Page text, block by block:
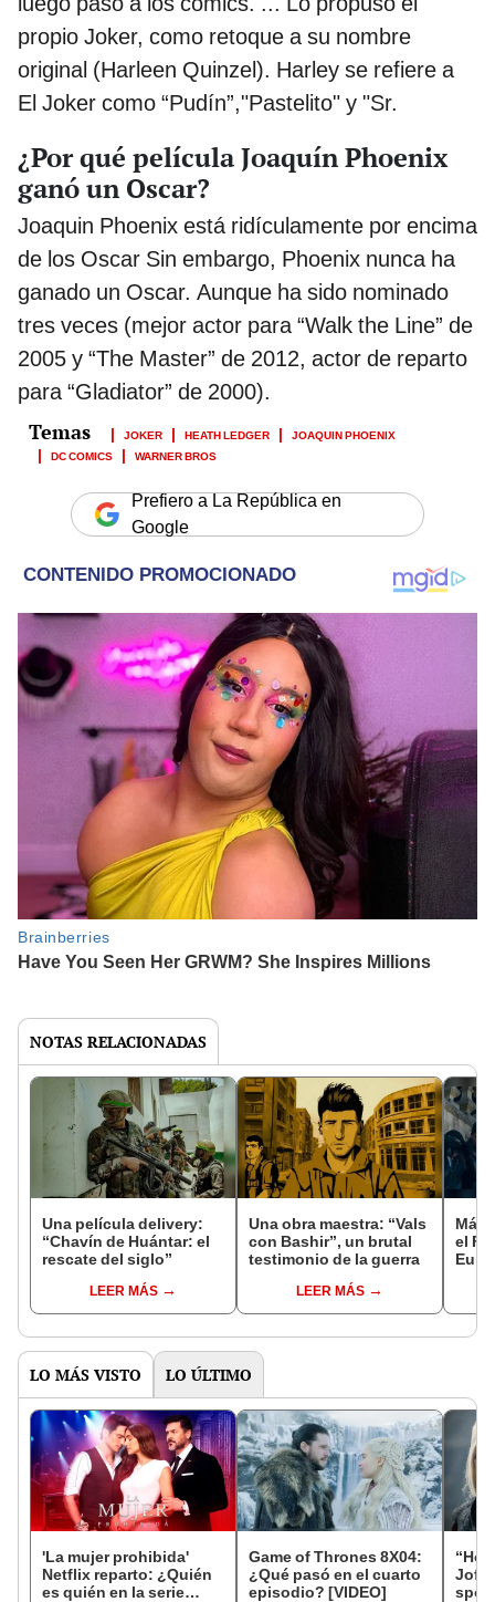
propio Joker, como retoque a su nombre
original (Harleen Quinzel). Harley se refiere a
El Joker como “Pudín”,"Pastelito" y "Sr.
¿Por qué película Joaquín Phoenix
ganó un Oscar?
Joaquin Phoenix está ridículamente por encima
de los Oscar Sin embargo, Phoenix nunca ha
ganado un Oscar. Aunque ha sido nominado
tres veces (mejor actor para “Walk the Line” de
2005 y “The Master” de 2012, actor de reparto
para “Gladiator” de 2000).
JOKER HEATH LEDGER
JOAQUIN PHOENIX
DC COMICS
WARNER BROS
Prefiero a La República en
Google
NOTAS RELACIONADAS
Una película delivery:
“Chavín de Huántar: el
rescate del siglo”
LEER MÁS
Una obra maestra: “Vals
con Bashir”, un brutal
testimonio de la guerra
LEER MÁS
Más
el
LO MÁS VISTO LO ÚLTIMO
'La mujer prohibida'
Netflix reparto: ¿Quién
es quién en la serie
Game of Thrones 8X04:
¿Qué pasó en el cuarto
episodio? [VIDEO]